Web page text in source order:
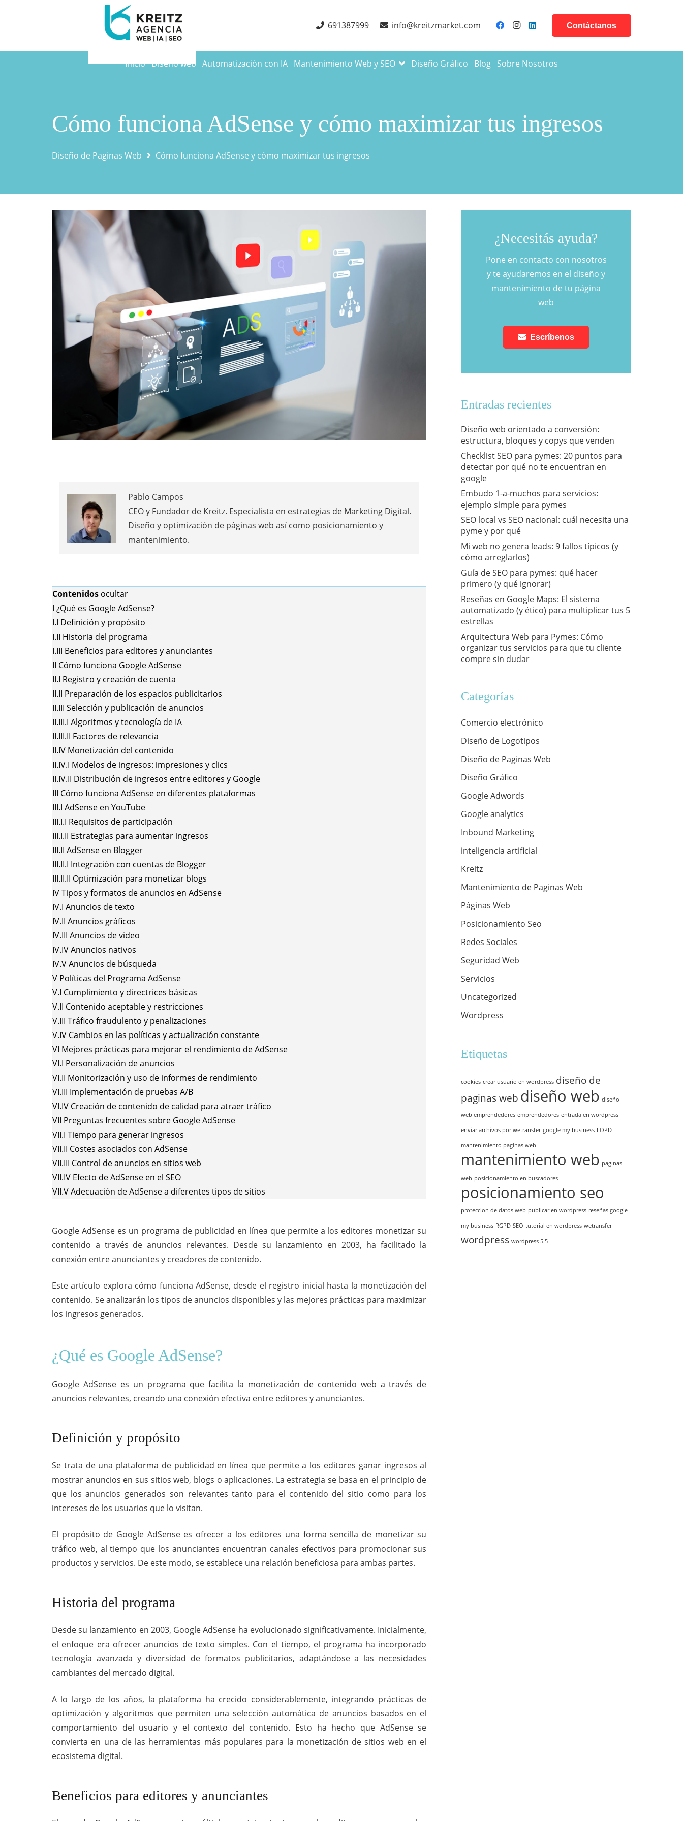
691387999 info@kreitzmarket.com Contáctanos
Inicio Diseño web Automatización con IA Mantenimiento Web y SEO Diseño Gráfico Blog Sobre Nosotros
Cómo funciona AdSense y cómo maximizar tus ingresos
Diseño de Paginas Web Cómo funciona AdSense y cómo maximizar tus ingresos
Pablo Campos
CEO y Fundador de Kreitz. Especialista en estrategias de Marketing Digital.
Diseño y optimización de páginas web así como posicionamiento y
mantenimiento.
Contenidos ocultar
I ¿Qué es Google AdSense?
I.I Definición y propósito
I.II Historia del programa
I.III Beneficios para editores y anunciantes
II Cómo funciona Google AdSense
II.I Registro y creación de cuenta
II.II Preparación de los espacios publicitarios
II.III Selección y publicación de anuncios
II.III.I Algoritmos y tecnología de IA
II.III.II Factores de relevancia
II.IV Monetización del contenido
II.IV.I Modelos de ingresos: impresiones y clics
II.IV.II Distribución de ingresos entre editores y Google
III Cómo funciona AdSense en diferentes plataformas
III.I AdSense en YouTube
III.I.I Requisitos de participación
III.I.II Estrategias para aumentar ingresos
III.II AdSense en Blogger
III.II.I Integración con cuentas de Blogger
III.II.II Optimización para monetizar blogs
IVTipos y formatos de anuncios en AdSense
IV.I Anuncios de texto
IV.II Anuncios gráficos
IV.III Anuncios de video
IV.IVAnuncios nativos
IV.VAnuncios de búsqueda
V Políticas del Programa AdSense
V.I Cumplimiento y directrices básicas
V.II Contenido aceptable y restricciones
V.III Tráfico fraudulento y penalizaciones
V.IV Cambios en las políticas y actualización constante
VI Mejores prácticas para mejorar el rendimiento de AdSense
VI.I Personalización de anuncios
VI.II Monitorización y uso de informes de rendimiento
VI.III Implementación de pruebas A/B
VI.IV Creación de contenido de calidad para atraer tráfico
VII Preguntas frecuentes sobre Google AdSense
VII.I Tiempo para generar ingresos
VII.II Costes asociados con AdSense
VII.III Control de anuncios en sitios web
VII.IV Efecto de AdSense en el SEO
VII.VAdecuación de AdSense a diferentes tipos de sitios
Google AdSense es un programa de publicidad en línea que permite a los editores monetizar su
contenido a través de anuncios relevantes. Desde su lanzamiento en 2003, ha facilitado la
conexión entre anunciantes y creadores de contenido.
Este artículo explora cómo funciona AdSense, desde el registro inicial hasta la monetización del
contenido. Se analizarán los tipos de anuncios disponibles y las mejores prácticas para maximizar
los ingresos generados.
¿Qué es Google AdSense?
Google AdSense es un programa que facilita la monetización de contenido web a través de
anuncios relevantes, creando una conexión efectiva entre editores y anunciantes.
Definición y propósito
Se trata de una plataforma de publicidad en línea que permite a los editores ganar ingresos al
mostrar anuncios en sus sitios web, blogs o aplicaciones. La estrategia se basa en el principio de
que los anuncios generados son relevantes tanto para el contenido del sitio como para los
intereses de los usuarios que lo visitan.
El propósito de Google AdSense es ofrecer a los editores una forma sencilla de monetizar su
tráfico web, al tiempo que los anunciantes encuentran canales efectivos para promocionar sus
productos y servicios. De este modo, se establece una relación beneficiosa para ambas partes.
Historia del programa
Desde su lanzamiento en 2003, Google AdSense ha evolucionado significativamente. Inicialmente,
el enfoque era ofrecer anuncios de texto simples. Con el tiempo, el programa ha incorporado
tecnología avanzada y diversidad de formatos publicitarios, adaptándose a las necesidades
cambiantes del mercado digital.
A lo largo de los años, la plataforma ha crecido considerablemente, integrando prácticas de
optimización y algoritmos que permiten una selección automática de anuncios basados en el
comportamiento del usuario y el contexto del contenido. Esto ha hecho que AdSense se
convierta en una de las herramientas más populares para la monetización de sitios web en el
ecosistema digital.
Beneficios para editores y anunciantes
¿Necesitás ayuda?
Pone en contacto con nosotros
y te ayudaremos en el diseño y
mantenimiento de tu página
web
Escríbenos
Entradas recientes
Diseño web orientado a conversión:
estructura, bloques y copys que venden
Checklist SEO para pymes: 20 puntos para
detectar por qué no te encuentran en
google
Embudo 1-a-muchos para servicios:
ejemplo simple para pymes
SEO local vs SEO nacional: cuál necesita una
pyme y por qué
Mi web no genera leads: 9 fallos típicos (y
cómo arreglarlos)
Guía de SEO para pymes: qué hacer
primero (y qué ignorar)
​Reseñas en Google Maps: El sistema
automatizado (y ético) para multiplicar tus 5
estrellas
​Arquitectura Web para Pymes: Cómo
organizar tus servicios para que tu cliente
compre sin dudar
Categorías
Comercio electrónico
Diseño de Logotipos
Diseño de Paginas Web
Diseño Gráfico
Google Adwords
Google analytics
Inbound Marketing
inteligencia artificial
Kreitz
Mantenimiento de Paginas Web
Páginas Web
Posicionamiento Seo
Redes Sociales
Seguridad Web
Servicios
Uncategorized
Wordpress
Etiquetas
cookies crear usuario en wordpress diseño de
paginas web diseño web diseño
web emprendedores emprendedores entrada en wordpress
enviar archivos por wetransfer google my business LOPD
mantenimiento paginas web
mantenimiento web paginas
web posicionamiento en buscadores
posicionamiento seo
proteccion de datos web publicar en wordpress reseñas google
my business RGPD SEO tutorial en wordpress wetransfer
wordpress wordpress 5.5